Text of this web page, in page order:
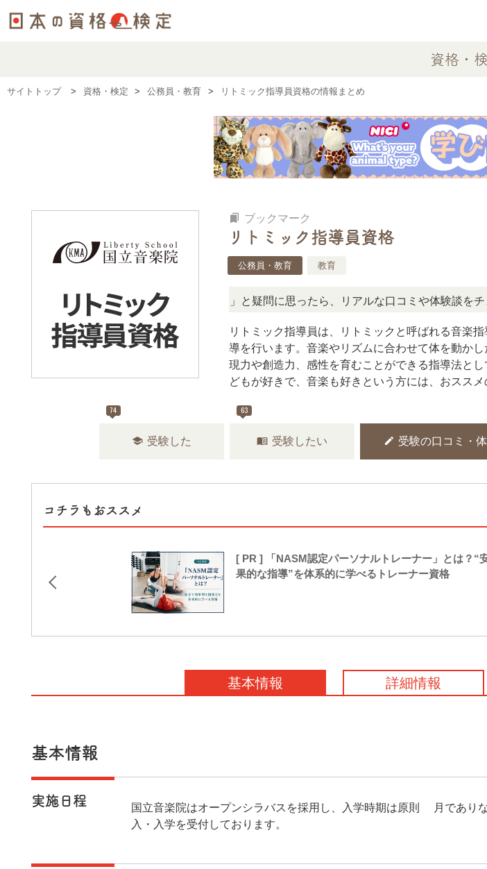
資格・
サイトトップ 資格・検定 公務員・教育 リトミック指導員資格の情報まとめ
bookmarks ブックマーク
リトミック指導員資格
公務員・教育 教育
この検定、難しい？」「どんな試験？」と疑問に思ったら、リアルな口コミや体験談をチェッ
リトミック指導員は、リトミックと呼ばれる音楽
導を行います。音楽やリズムに合わせて体を動か
現力や創造力、感性を育むことができる指導法と
どもが好きで、音楽も好きという方には、おススメ
74
school 受験した
63
menu_book 受験したい edit 受験の口コミ・
コチラもおススメ
[ PR ] 「NASM認定パーソナルトレーナー」とは？“
果的な指導”を体系的に学べるトレーナー資格
基本情報 詳細情報
基本情報
実施日程
国立音楽院はオープンシラバスを採用し、入学時期は原則4月であり
入・入学を受付しております。